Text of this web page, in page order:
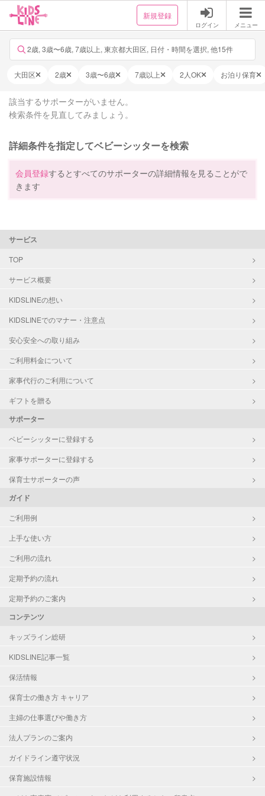
新規登録
ログイン メニュー
2歳, 3歳〜6歳, 7歳以上, 東京都大田区, 日付・時間を選択, 他15件
大田区 2歳 3歳〜6歳 7歳以上 2人OK お泊り保育
該当するサポーターがいません。
検索条件を見直してみましょう。
詳細条件を指定してベビーシッターを検索
会員登録するとすべてのサポーターの詳細情報を見ることがで
きます
サービス
TOP
サービス概要
KIDSLINEの想い
KIDSLINEでのマナー・注意点
安心安全への取り組み
ご利用料金について
家事代行のご利用について
ギフトを贈る
サポーター
ベビーシッターに登録する
家事サポーターに登録する
保育士サポーターの声
ガイド
ご利用例
上手な使い方
ご利用の流れ
定期予約の流れ
定期予約のご案内
コンテンツ
キッズライン総研
KIDSLINE記事一覧
保活情報
保育士の働き方 キャリア
主婦の仕事選びや働き方
法人プランのご案内
ガイドライン遵守状況
保育施設情報